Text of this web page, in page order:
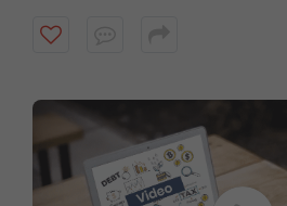
वाले शेयरों को उजागर करते हैं।